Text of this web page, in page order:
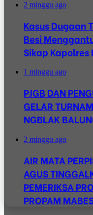
2 minggu ago
Kasus Dugaan
Besi
Sikap
1 minggu ago
PJGB DAN
GELAR
NGBLAK
2 minggu ago
AIR MATA
AGUS
PEMERIKSA
PROPAM